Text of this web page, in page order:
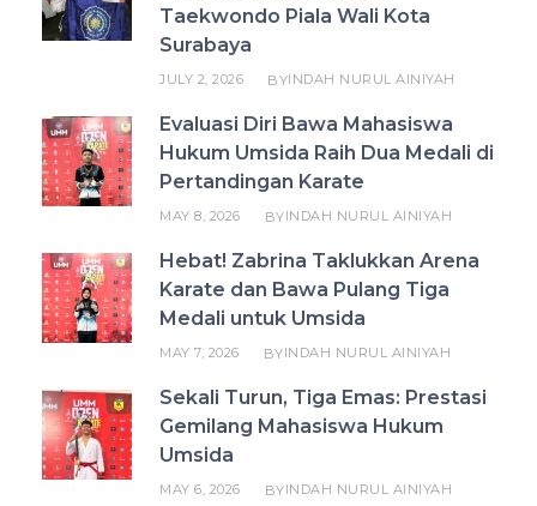
Taekwondo Piala Wali Kota
Surabaya
JULY 2, 2026 BYINDAH NURUL AINIYAH
Evaluasi Diri Bawa Mahasiswa
Hukum Umsida Raih Dua Medali di
Pertandingan Karate
MAY 8, 2026 BYINDAH NURUL AINIYAH
Hebat! Zabrina Taklukkan Arena
Karate dan Bawa Pulang Tiga
Medali untuk Umsida
MAY 7, 2026 BYINDAH NURUL AINIYAH
Sekali Turun, Tiga Emas: Prestasi
Gemilang Mahasiswa Hukum
Umsida
MAY 6, 2026 BYINDAH NURUL AINIYAH